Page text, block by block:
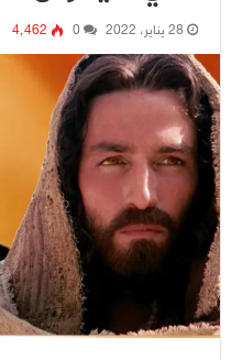
28 يناير، 2022 0 4٬462